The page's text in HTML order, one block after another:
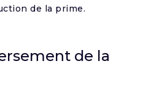
de la prime.
de la